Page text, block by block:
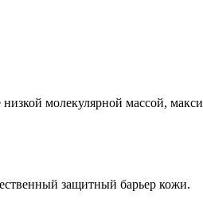
молекулярной массой,
защитный барьер кожи.